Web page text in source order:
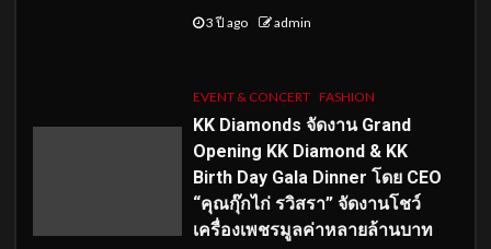
3 ปี ago admin
EVENT & CONCERT FASHION
KK Diamonds จัดงาน Grand
Opening KK Diamond & KK
Birth Day Gala Dinner โดย CEO
“คุณกุ๊กไก่ รวิสรา” จัดงานโชว์
เครื่องเพชรมูลค่าหลายล้านบาท